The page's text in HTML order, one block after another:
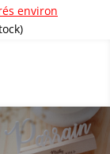
environ